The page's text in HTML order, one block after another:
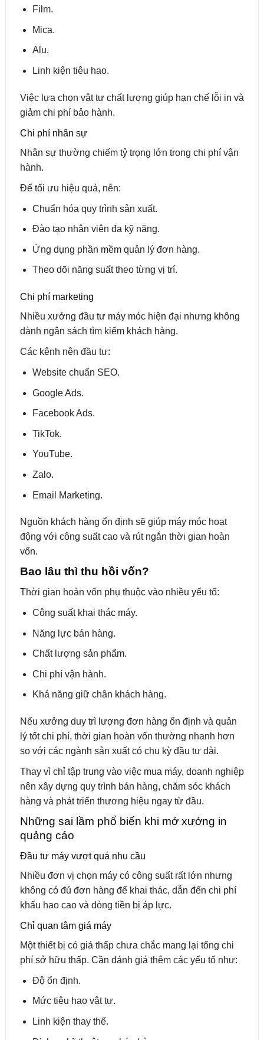
Film.
Mica.
Alu.
Linh kiện tiêu hao.
Việc lựa chọn vật tư chất lượng giúp hạn chế lỗi in và
giảm chi phí bảo hành.
Chi phí nhân sự
Nhân sự thường chiếm tỷ trọng lớn trong chi phí vận
hành.
Để tối ưu hiệu quả, nên:
Chuẩn hóa quy trình sản xuất.
Đào tạo nhân viên đa kỹ năng.
Ứng dụng phần mềm quản lý đơn hàng.
Theo dõi năng suất theo từng vị trí.
Chi phí marketing
Nhiều xưởng đầu tư máy móc hiện đại nhưng không
dành ngân sách tìm kiếm khách hàng.
Các kênh nên đầu tư:
Website chuẩn SEO.
Google Ads.
Facebook Ads.
TikTok.
YouTube.
Zalo.
Email Marketing.
Nguồn khách hàng ổn định sẽ giúp máy móc hoạt
động với công suất cao và rút ngắn thời gian hoàn
vốn.
Bao lâu thì thu hồi vốn?
Thời gian hoàn vốn phụ thuộc vào nhiều yếu tố:
Công suất khai thác máy.
Năng lực bán hàng.
Chất lượng sản phẩm.
Chi phí vận hành.
Khả năng giữ chân khách hàng.
Nếu xưởng duy trì lượng đơn hàng ổn định và quản
lý tốt chi phí, thời gian hoàn vốn thường nhanh hơn
so với các ngành sản xuất có chu kỳ đầu tư dài.
Thay vì chỉ tập trung vào việc mua máy, doanh nghiệp
nên xây dựng quy trình bán hàng, chăm sóc khách
hàng và phát triển thương hiệu ngay từ đầu.
Những sai lầm phổ biến khi mở xưởng in
quảng cáo
Đầu tư máy vượt quá nhu cầu
Nhiều đơn vị chọn máy có công suất rất lớn nhưng
không có đủ đơn hàng để khai thác, dẫn đến chi phí
khấu hao cao và dòng tiền bị áp lực.
Chỉ quan tâm giá máy
Một thiết bị có giá thấp chưa chắc mang lại tổng chi
phí sở hữu thấp. Cần đánh giá thêm các yếu tố như:
Độ ổn định.
Mức tiêu hao vật tư.
Linh kiện thay thế.